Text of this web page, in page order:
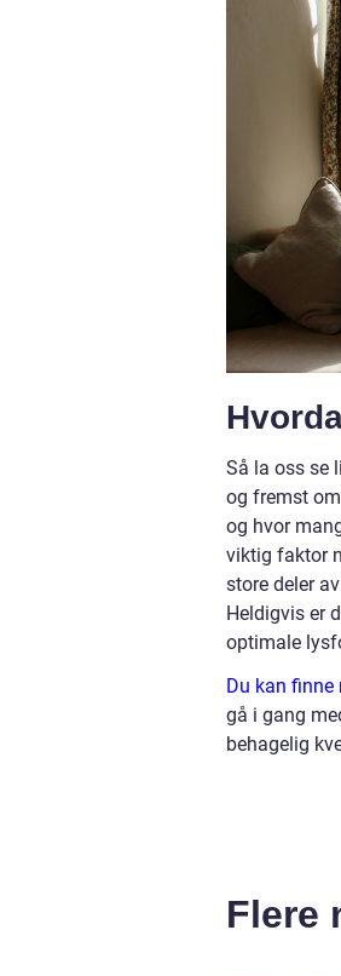
Så la oss se
og fremst
og hvor
viktig faktor
store deler
Heldigvis er
optimale
Du kan
gå i gang
behagelig
Flere